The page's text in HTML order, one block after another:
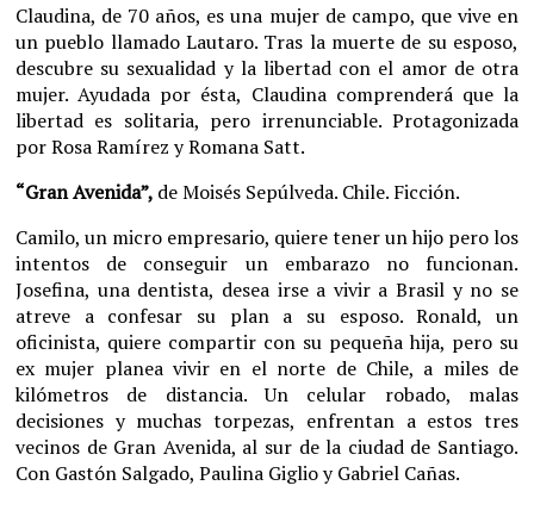
Claudina, de 70 años, es una mujer de campo, que vive en
un pueblo llamado Lautaro. Tras la muerte de su esposo,
descubre su sexualidad y la libertad con el amor de otra
mujer. Ayudada por ésta, Claudina comprenderá que la
libertad es solitaria, pero irrenunciable. Protagonizada
por Rosa Ramírez y Romana Satt.
“Gran Avenida”, de Moisés Sepúlveda. Chile. Ficción.
Camilo, un micro empresario, quiere tener un hijo pero los
intentos de conseguir un embarazo no funcionan.
Josefina, una dentista, desea irse a vivir a Brasil y no se
atreve a confesar su plan a su esposo. Ronald, un
oficinista, quiere compartir con su pequeña hija, pero su
ex mujer planea vivir en el norte de Chile, a miles de
kilómetros de distancia. Un celular robado, malas
decisiones y muchas torpezas, enfrentan a estos tres
vecinos de Gran Avenida, al sur de la ciudad de Santiago.
Con Gastón Salgado, Paulina Giglio y Gabriel Cañas.